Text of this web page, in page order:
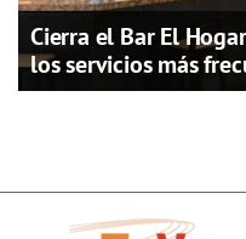
Cierra el Bar El
los servicios más